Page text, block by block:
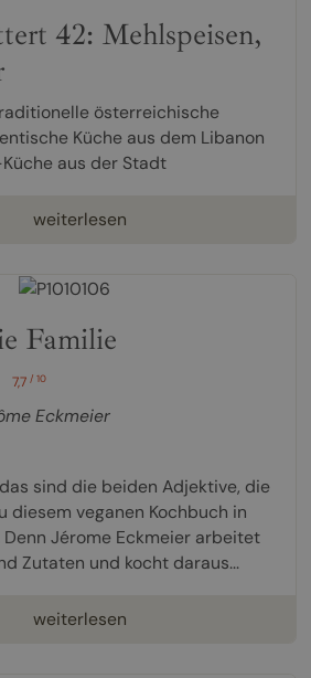
42: Mehlspeisen,
österreichische
Küche aus dem Libanon
aus der Stadt
weiterlesen
Familie
7,7/ 10
Eckmeier
sind die beiden Adjektive, die
diesem veganen Kochbuch in
Denn Jérome Eckmeier arbeitet
Zutaten und kocht daraus...
weiterlesen